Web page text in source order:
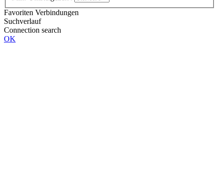
Favoriten Verbindungen
Suchverlauf
Connection search
OK